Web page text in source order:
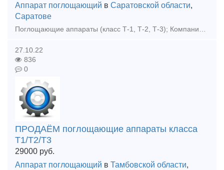
Аппарат поглощающий в Саратовской области,
Саратове
Поглощающие аппараты (класс Т-1, Т-2, Т-3); Компания ООО «ПСК «Терминал» более 10 лет на рынке поставки запасных частей для подвижного состава железнодорожного транспорта. Комплексные п
27.10.22
836
0
ПРОДАЁМ поглощающие аппараты класса
Т1/Т2/Т3
29000 руб.
Аппарат поглощающий в Тамбовской области,